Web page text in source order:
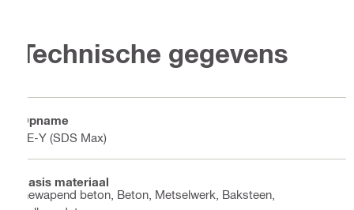
Technische gegevens
Opname
TE-Y (SDS Max)
Basis materiaal
Gewapend beton, Beton, Metselwerk, Baksteen,